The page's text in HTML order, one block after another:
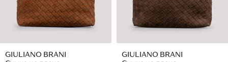
GIULIANO BRANI
GIULIANO BRANI